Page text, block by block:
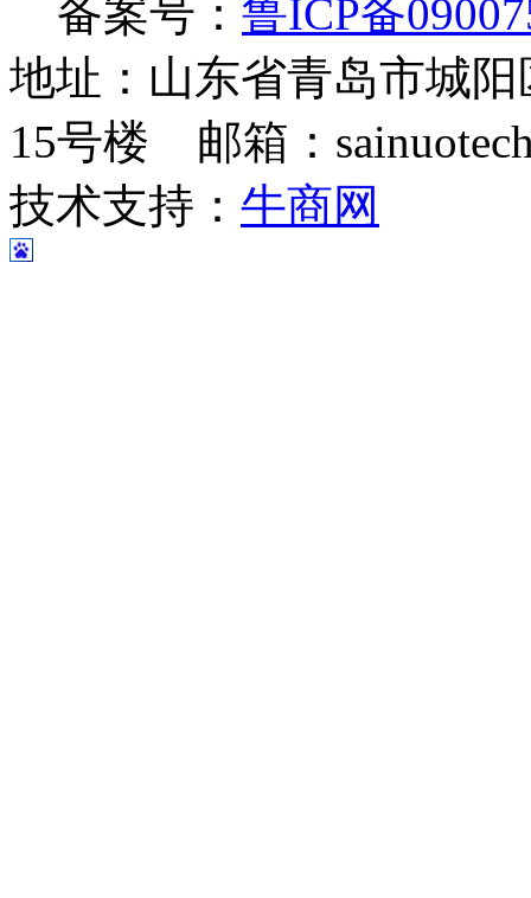
备案号： 鲁ICP备
地址：山东省青岛市城
15号楼 邮箱：
技术支持： 牛商网